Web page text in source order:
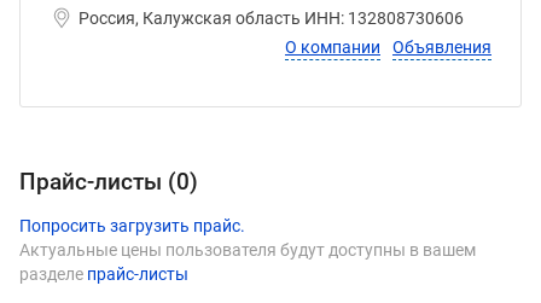
Россия, Калужская область ИНН: 132808730606
О компании
Объявления
Прайс-листы (0)
Попросить загрузить прайс.
Актуальные цены пользователя будут доступны в вашем
разделе прайс-листы